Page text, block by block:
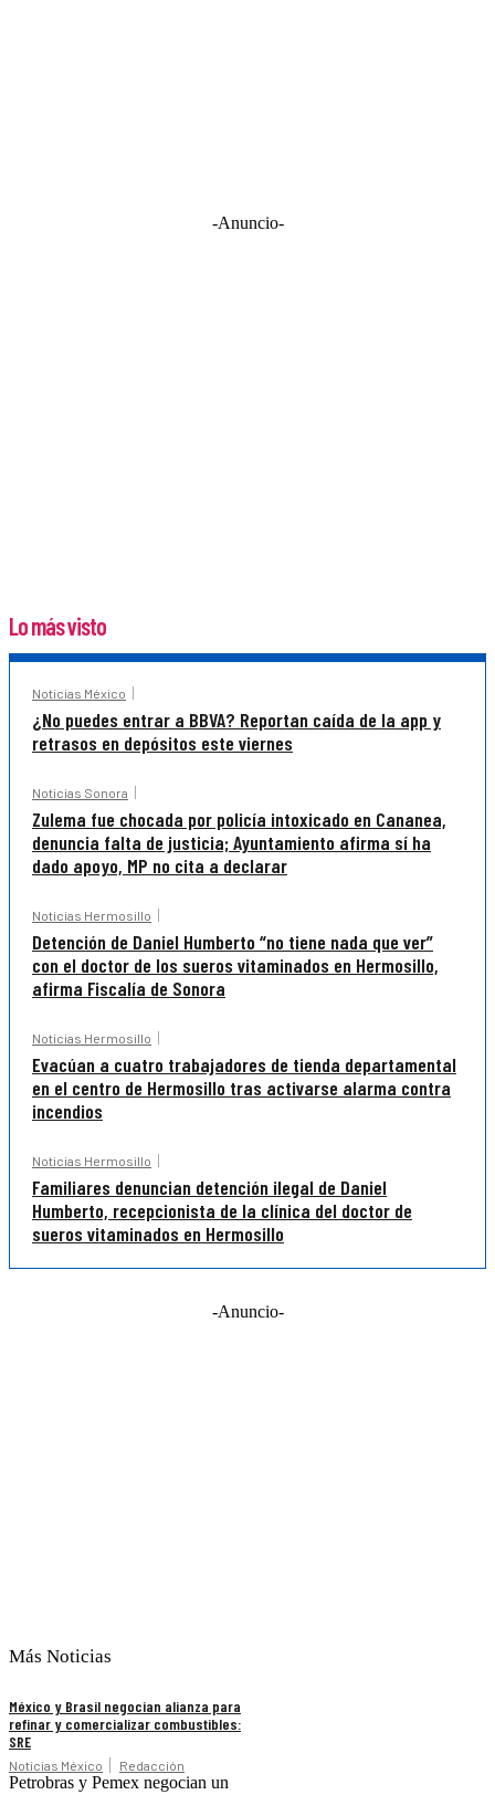
-Anuncio-
Lo más visto
Noticias México
¿No puedes entrar a BBVA? Reportan caída de la app y
retrasos en depósitos este viernes
Noticias Sonora
Zulema fue chocada por policía intoxicado en Cananea,
denuncia falta de justicia; Ayuntamiento afirma sí ha
dado apoyo, MP no cita a declarar
Noticias Hermosillo
Detención de Daniel Humberto “no tiene nada que ver”
con el doctor de los sueros vitaminados en Hermosillo,
afirma Fiscalía de Sonora
Noticias Hermosillo
Evacúan a cuatro trabajadores de tienda departamental
en el centro de Hermosillo tras activarse alarma contra
incendios
Noticias Hermosillo
Familiares denuncian detención ilegal de Daniel
Humberto, recepcionista de la clínica del doctor de
sueros vitaminados en Hermosillo
-Anuncio-
Más Noticias
México y Brasil negocian alianza para
refinar y comercializar combustibles:
SRE
Noticias México Redacción
Petrobras y Pemex negocian un